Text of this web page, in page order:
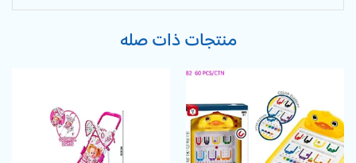
منتجات ذات صله